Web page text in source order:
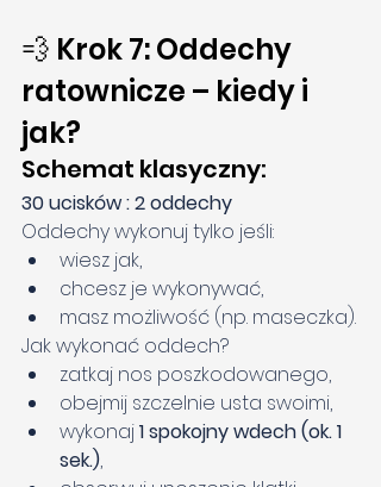
💨 Krok 7: Oddechy
ratownicze – kiedy i
jak?
Schemat klasyczny:
30 ucisków : 2 oddechy
Oddechy wykonuj tylko jeśli:
wiesz jak,
chcesz je wykonywać,
masz możliwość (np. maseczka).
Jak wykonać oddech?
zatkaj nos poszkodowanego,
obejmij szczelnie usta swoimi,
wykonaj 1 spokojny wdech (ok. 1
sek.),